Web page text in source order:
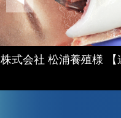
株式会社 松浦養殖様